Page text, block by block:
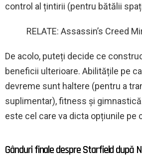
control al țintirii (pentru bătălii
RELATE: Assassin’s Creed
De acolo, puteți decide ce
beneficii ulterioare. Abilitățile pe
devreme sunt haltere (pentru a
suplimentar), fitness și
este cel care va dicta opțiunile pe
Gânduri finale despre Starfield după